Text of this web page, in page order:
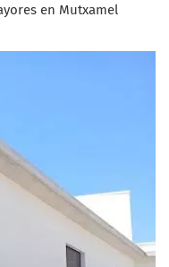
en Mutxamel